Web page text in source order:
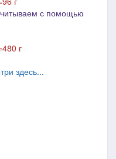
с помощью
г
здесь...